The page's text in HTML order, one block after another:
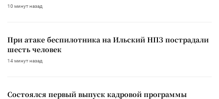
10 минут назад
При атаке беспилотника на Ильский НПЗ пострадали
шесть человек
14 минут назад
Состоялся первый выпуск кадровой программы